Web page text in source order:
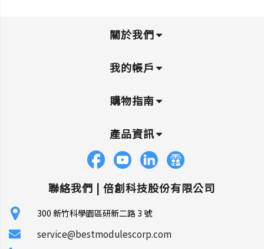
關於我們
我的帳戶
購物指南
產品資訊
聯絡我們 | 倍創科技股份有限公司
300 新竹科學園區研新二路 3 號
service@bestmodulescorp.com